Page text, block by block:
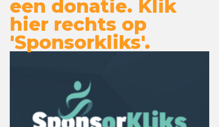
een donatie. Klik
hier rechts op
'Sponsorkliks'.